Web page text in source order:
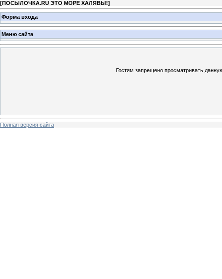
[ПОСЫЛОЧКА.RU ЭТО МОРЕ ХАЛЯВЫ!]
Форма входа
Меню сайта
Гостям запрещено просматривать
Полная версия сайта